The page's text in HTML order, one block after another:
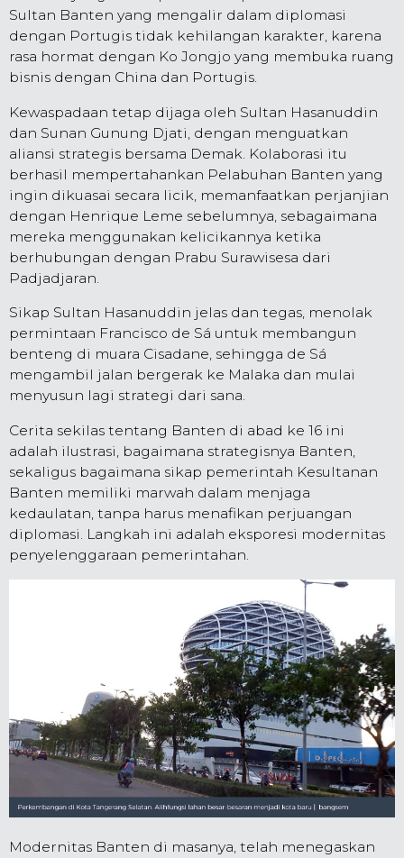
Sultan Banten yang mengalir dalam diplomasi
dengan Portugis tidak kehilangan karakter, karena
rasa hormat dengan Ko Jongjo yang membuka ruang
bisnis dengan China dan Portugis.
Kewaspadaan tetap dijaga oleh Sultan Hasanuddin
dan Sunan Gunung Djati, dengan menguatkan
aliansi strategis bersama Demak. Kolaborasi itu
berhasil mempertahankan Pelabuhan Banten yang
ingin dikuasai secara licik, memanfaatkan perjanjian
dengan Henrique Leme sebelumnya, sebagaimana
mereka menggunakan kelicikannya ketika
berhubungan dengan Prabu Surawisesa dari
Padjadjaran.
Sikap Sultan Hasanuddin jelas dan tegas, menolak
permintaan Francisco de Sá untuk membangun
benteng di muara Cisadane, sehingga de Sá
mengambil jalan bergerak ke Malaka dan mulai
menyusun lagi strategi dari sana.
Cerita sekilas tentang Banten di abad ke 16 ini
adalah ilustrasi, bagaimana strategisnya Banten,
sekaligus bagaimana sikap pemerintah Kesultanan
Banten memiliki marwah dalam menjaga
kedaulatan, tanpa harus menafikan perjuangan
diplomasi. Langkah ini adalah eksporesi modernitas
penyelenggaraan pemerintahan.
Modernitas Banten di masanya, telah menegaskan